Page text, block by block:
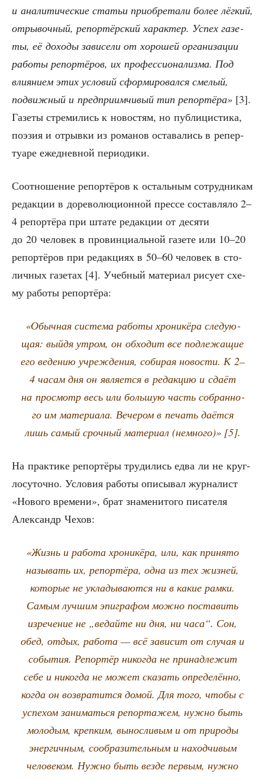
и ана­ли­ти­че­ские ста­тьи при­об­ре­та­ли более лёг­кий,
отры­воч­ный, репор­тёр­ский харак­тер. Успех газе­
ты, её дохо­ды зави­се­ли от хоро­шей орга­ни­за­ции
рабо­ты репор­тё­ров, их про­фес­си­о­на­лиз­ма. Под
вли­я­ни­ем этих усло­вий сфор­ми­ро­вал­ся сме­лый,
подвиж­ный и пред­при­им­чи­вый тип репор­тё­ра» [3].
Газе­ты стре­ми­лись к ново­стям, но пуб­ли­ци­сти­ка,
поэ­зия и отрыв­ки из рома­нов оста­ва­лись в репер­
ту­а­ре еже­днев­ной периодики.
Соот­но­ше­ние репор­тё­ров к осталь­ным сотруд­ни­кам
редак­ции в доре­во­лю­ци­он­ной прес­се состав­ля­ло 2–
4 репор­тё­ра при шта­те редак­ции от деся­ти
до 20 чело­век в про­вин­ци­аль­ной газе­те или 10–20
репор­тё­ров при редак­ци­ях в 50–60 чело­век в сто­
лич­ных газе­тах [4]. Учеб­ный мате­ри­ал рису­ет схе­
му рабо­ты репортёра:
«Обыч­ная систе­ма рабо­ты хро­ни­кё­ра сле­ду­ю­
щая: вый­дя утром, он обхо­дит все под­ле­жа­щие
его веде­нию учре­жде­ния, соби­рая ново­сти. К 2–
4 часам дня он явля­ет­ся в редак­цию и сда­ёт
на про­смотр весь или боль­шую часть собран­но­
го им мате­ри­а­ла. Вече­ром в печать даёт­ся
лишь самый сроч­ный мате­ри­ал (немно­го)» [5].
На прак­ти­ке репор­тё­ры тру­ди­лись едва ли не круг­
ло­су­точ­но. Усло­вия рабо­ты опи­сы­вал жур­на­лист
«Ново­го вре­ме­ни», брат зна­ме­ни­то­го писа­те­ля
Алек­сандр Чехов:
«Жизнь и рабо­та хро­ни­кё­ра, или, как при­ня­то
назы­вать их, репор­тё­ра, одна из тех жиз­ней,
кото­рые не укла­ды­ва­ют­ся ни в какие рам­ки.
Самым луч­шим эпи­гра­фом мож­но поста­вить
изре­че­ние не „ведай­те ни дня, ни часа“. Сон,
обед, отдых, рабо­та — всё зави­сит от слу­чая и
собы­тия. Репор­тёр нико­гда не при­над­ле­жит
себе и нико­гда не может ска­зать опре­де­лён­но,
когда он воз­вра­тит­ся домой. Для того, что­бы с
успе­хом зани­мать­ся репор­та­жем, нуж­но быть
моло­дым, креп­ким, вынос­ли­вым и от при­ро­ды
энер­гич­ным, сооб­ра­зи­тель­ным и наход­чи­вым
чело­ве­ком. Нуж­но быть вез­де пер­вым, нуж­но